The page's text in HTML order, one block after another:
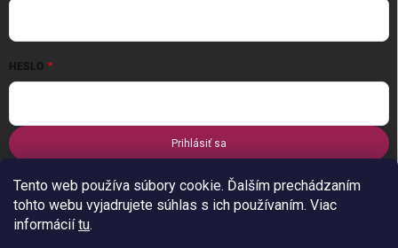
Tento web používa súbory cookie. Ďalším prechádzaním
tohto webu vyjadrujete súhlas s ich používaním. Viac
informáciítu.
HESLO
Prihlásiť sa